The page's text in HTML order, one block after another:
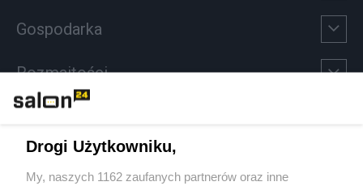
Gospodarka
Rozmaitości
Sport
Drogi Użytkowniku,
My, naszych 1162 zaufanych partnerów oraz inne